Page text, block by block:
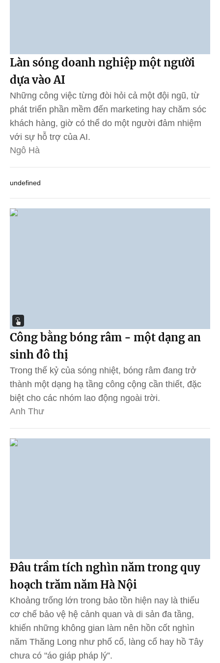
Làn sóng doanh nghiệp một người
dựa vào AI
Những công việc từng đòi hỏi cả một đội ngũ, từ
phát triển phần mềm đến marketing hay chăm sóc
khách hàng, giờ có thể do một người đảm nhiệm
với sự hỗ trợ của AI.
Ngô Hà
undefined
Công bằng bóng râm - một dạng an
sinh đô thị
Trong thế kỷ của sóng nhiệt, bóng râm đang trở
thành một dạng hạ tầng công cộng cần thiết, đặc
biệt cho các nhóm lao động ngoài trời.
Anh Thư
Đâu trầm tích nghìn năm trong quy
hoạch trăm năm Hà Nội
Khoảng trống lớn trong bảo tồn hiện nay là thiếu
cơ chế bảo vệ hệ cảnh quan và di sản đa tầng,
khiến những không gian làm nên hồn cốt nghìn
năm Thăng Long như phố cổ, làng cổ hay hồ Tây
chưa có "áo giáp pháp lý”.